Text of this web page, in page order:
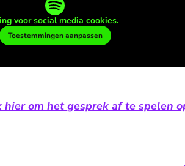
voor social media cookies.
Toestemmingen aanpassen
hier om het gesprek af te spelen